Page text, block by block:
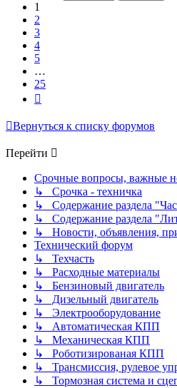
1
2
3
4
5
…
25
Вернуться к списку форумов
Перейти
Срочные вопросы, важные
↳ Срочка - техничка
↳ Содержание раздела
↳ Содержание раздела
↳ Новости, объявления,
Технический форум
↳ Техчасть
↳ Расходные материалы
↳ Бензиновый двигатель
↳ Дизельный двигатель
↳ Электрооборудование
↳ Автоматическая КПП
↳ Механическая КПП
↳ Роботизированая КПП
↳ Трансмиссия, рулевое
↳ Тормозная система и